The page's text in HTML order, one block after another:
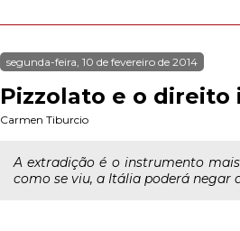
segunda-feira, 10 de fevereiro de 2014
Pizzolato e o
Carmen Tiburcio
A extradição é o instrumento
como se viu, a Itália poderá negar